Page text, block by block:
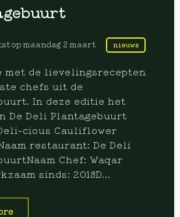
op maandag 2 maart nieuws
met de lievelingsrecepten
chefs uit de
In deze editie het
De Deli Plantagebuurt
cious Cauliflower
restaurant: De Deli
Chef: Waqar
sinds: 2018D...